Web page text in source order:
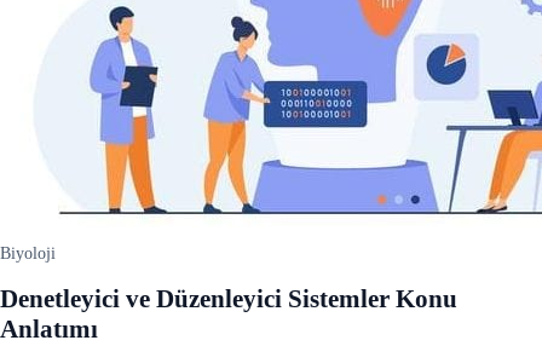
Biyoloji
Denetleyici ve Düzenleyici Sistemler Konu
Anlatımı